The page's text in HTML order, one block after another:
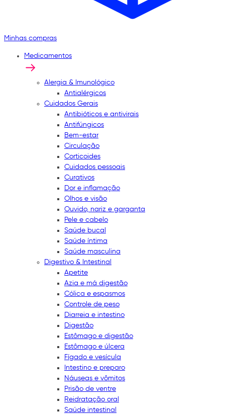
Minhas compras
Medicamentos
Alergia & Imunológico
Antialérgicos
Cuidados Gerais
Antibióticos e antivirais
Antifúngicos
Bem-estar
Circulação
Corticoides
Cuidados pessoais
Curativos
Dor e inflamação
Olhos e visão
Ouvido, nariz e garganta
Pele e cabelo
Saúde bucal
Saúde íntima
Saúde masculina
Digestivo & Intestinal
Apetite
Azia e má digestão
Cólica e espasmos
Controle de peso
Diarreia e intestino
Digestão
Estômago e digestão
Estômago e úlcera
Fígado e vesícula
Intestino e preparo
Náuseas e vômitos
Prisão de ventre
Reidratação oral
Saúde intestinal